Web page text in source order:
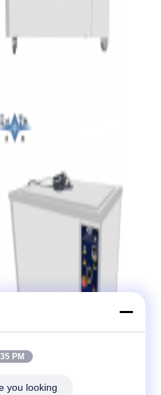
PM
you looking